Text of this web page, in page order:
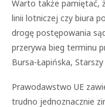
Warto także pamiętać,
linii lotniczej czy biura
drogę postępowania
przerywa bieg terminu
Bursa-Łapińska,
Prawodawstwo UE
trudno jednoznacznie